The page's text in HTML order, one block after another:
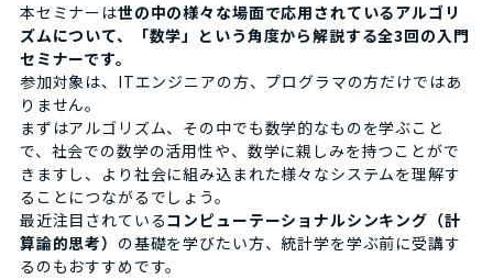
本セミナーは世の中の様々な場面で応用されているアルゴリ
ズムについて、「数学」という角度から解説する全3回の入門
セミナーです。
参加対象は、ITエンジニアの方、プログラマの方だけではあ
りません。
まずはアルゴリズム、その中でも数学的なものを学ぶこと
で、社会での数学の活用性や、数学に親しみを持つことがで
きますし、より社会に組み込まれた様々なシステムを理解す
ることにつながるでしょう。
最近注目されているコンピューテーショナルシンキング（計
算論的思考） の基礎を学びたい方、統計学を学ぶ前に受講す
るのもおすすめです。